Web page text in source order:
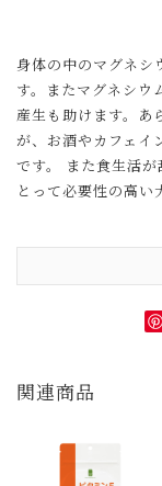
身体の中のマグネシ
す。またマグネシウ
産生も助けます。あ
が、お酒やカフェイ
です。 また食生活
とって必要性の高い
関連商品